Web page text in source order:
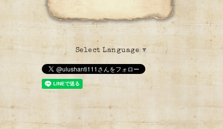
Select Language ▼